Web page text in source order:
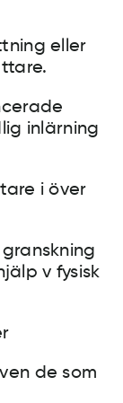
eller
inlärning
i över
v fysisk
de som